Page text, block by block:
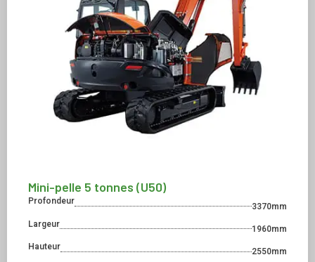
Mini-pelle 5 tonnes (U50)
Profondeur
3370mm
Largeur
1960mm
Hauteur
2550mm